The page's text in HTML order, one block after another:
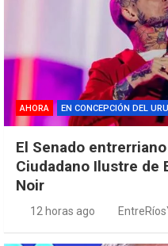
AHORA EN CONCEPCIÓN DEL
El Senado
Ciudadano Ilustre de
Noir
12 horas ago